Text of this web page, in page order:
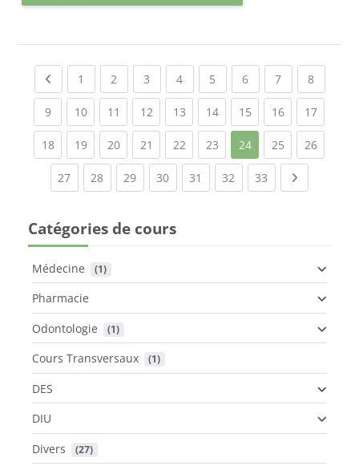
Previous page
1 (current)
2 (current)
3 (current)
4(current)
5 (current)
6(current)
7(current)
8(current)
9(current)
10(current)
11 (current)
12(current)
13(current)
14(current)
15(current)
16(current)
17
18(current)
19(current)
20(current)
21 (current)
22(current)
23(current)
24 25(current)
26
27(current)
28(current)
29(current)
30(current)
31 (current)
32 (current)
33 (current)Next page
Catégories de cours
Médecine (1)
Pharmacie
Odontologie
(1)
Cours Transversaux (1)
DES
DIU
Divers
(27)